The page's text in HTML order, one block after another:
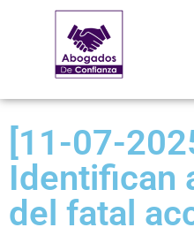
[11-07-
Identifican
del fatal